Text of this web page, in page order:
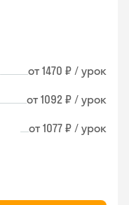
от 1470 ₽ / урок
от 1092 ₽ / урок
от 1077 ₽ / урок